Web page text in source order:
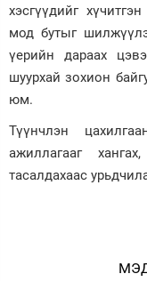
хэсгүүдийг
мод бутыг
үерийн дараах
шуурхай зохион
юм.
Түүнчлэн
ажиллагааг
тасалдахаас